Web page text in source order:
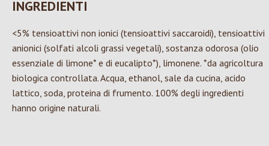
INGREDIENTI
<5% tensioattivi non ionici (tensioattivi saccaroidi), tensioattivi
anionici (solfati alcoli grassi vegetali), sostanza odorosa (olio
essenziale di limone* e di eucalipto*), limonene. *da agricoltura
biologica controllata. Acqua, ethanol, sale da cucina, acido
lattico, soda, proteina di frumento. 100% degli ingredienti
hanno origine naturali.